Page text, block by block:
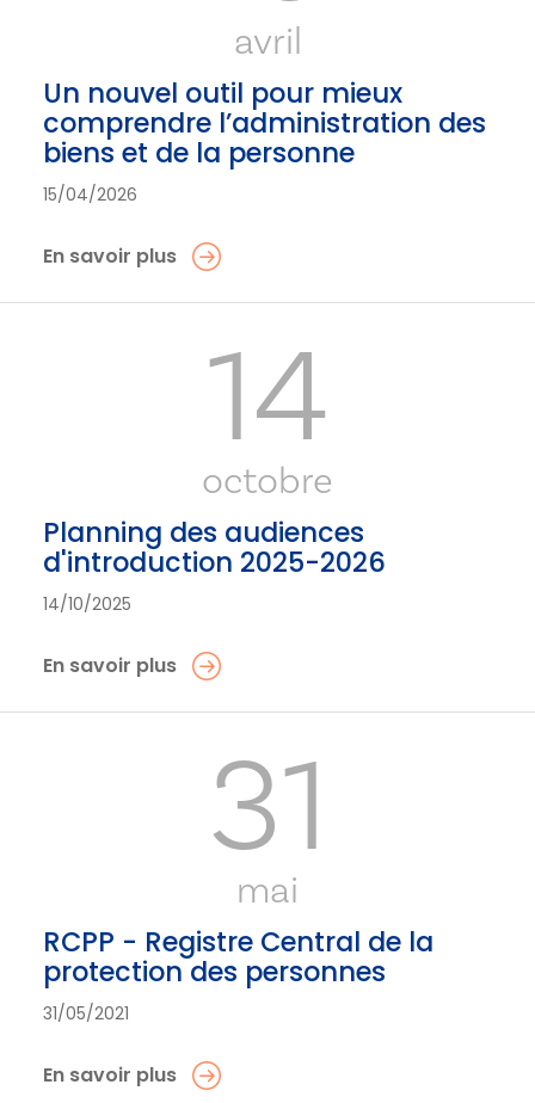
avril
Un nouvel outil pour mieux
comprendre l’administration des
biens et de la personne
15/04/2026
En savoir plus
14
octobre
Planning des audiences
d'introduction 2025-2026
14/10/2025
En savoir plus
31
mai
RCPP - Registre Central de la
protection des personnes
31/05/2021
En savoir plus